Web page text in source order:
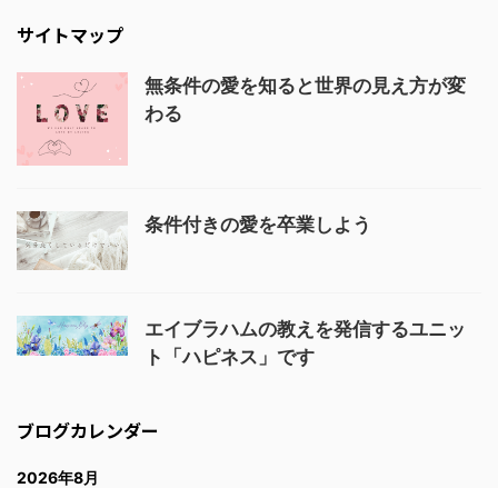
サイトマップ
無条件の愛を知ると世界の見え方が変
わる
条件付きの愛を卒業しよう
エイブラハムの教えを発信するユニッ
ト「ハピネス」です
ブログカレンダー
2026年8月